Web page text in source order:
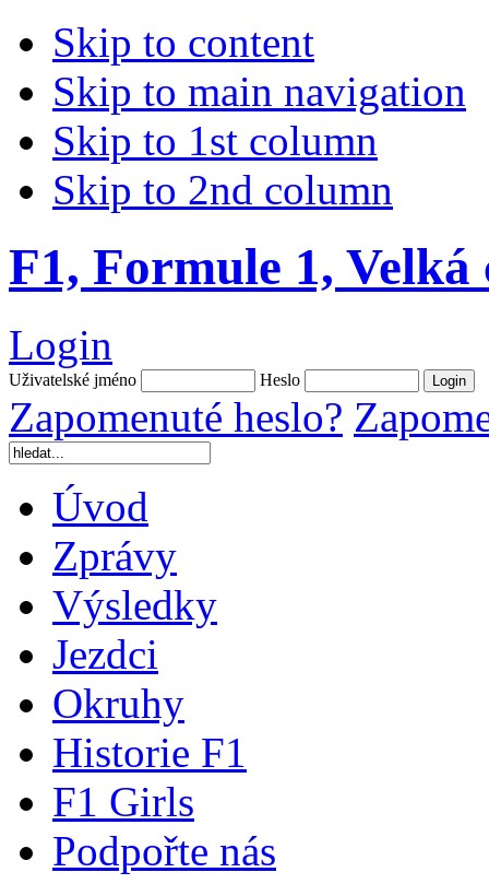
Skip to content
Skip to main navigation
Skip to 1st column
Skip to 2nd column
F1, Formule 1,
Login
Uživatelské jméno Heslo
Zapomenuté heslo?
Úvod
Zprávy
Výsledky
Jezdci
Okruhy
Historie F1
F1 Girls
Podpořte nás